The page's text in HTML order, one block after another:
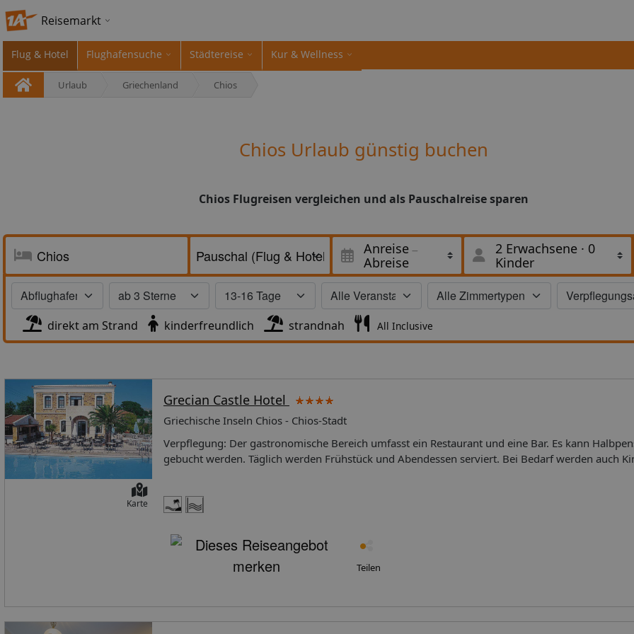
Reisemarkt
Flug & Hotel Flughafensuche Städtereise Kur & Wellness
Urlaub Griechenland Chios
Chios Urlaub günstig buchen
Chios Flugreisen vergleichen und als Pauschalreise sparen
Anreise
Abreise
2 Erwachsene · 0
Kinder
direkt am Strand kinderfreundlich strandnah All Inclusive
Karte
Grecian Castle Hotel
Griechische Inseln Chios - Chios-Stadt
Verpflegung: Der gastronomische Bereich umfasst ein Restaurant und eine Bar. Es kann
gebucht werden. Täglich werden Frühstück und Abendessen serviert. Bei Bedarf werden auch
zubereitet. Unterbringung: In den Zimmern gibt es eine Klimaanlage und eine Heizung. Die
Sofabett. Zustellbetten können angefordert werden. Außerdem sind ein Safe, eine Minibar und ein
sind ein Telefon, ein TV-Gerät, ein Radio und WiFi (ohne Gebühr) vorhanden. Zu den Vorzügen
gehören Hausschuhe. Im Badezimmer – ausgestattet mit einer Dusche – ist ein Haartrockner
besonderen Komfort in den Badezimmern sorgen Kosmetikartikel. Es sind auch
Teilen